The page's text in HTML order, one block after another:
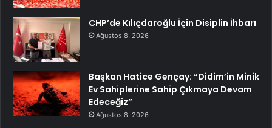
CHP’de Kılıçdaroğlu İçin Disiplin İhbarı
Ağustos 8, 2026
Başkan Hatice Gençay: “Didim’in Minik
Ev Sahiplerine Sahip Çıkmaya Devam
Edeceğiz”
Ağustos 8, 2026